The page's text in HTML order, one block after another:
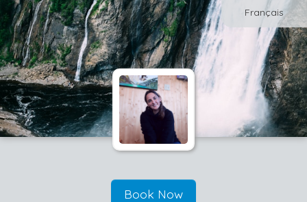
Français
Book Now